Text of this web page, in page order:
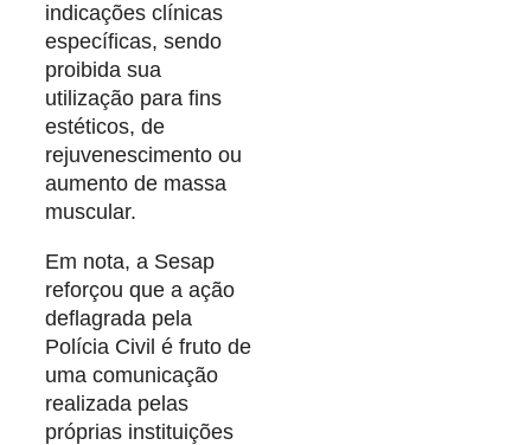
indicações clínicas
específicas, sendo
proibida sua
utilização para fins
estéticos, de
rejuvenescimento ou
aumento de massa
muscular.
Em nota, a Sesap
reforçou que a ação
deflagrada pela
Polícia Civil é fruto de
uma comunicação
realizada pelas
próprias instituições